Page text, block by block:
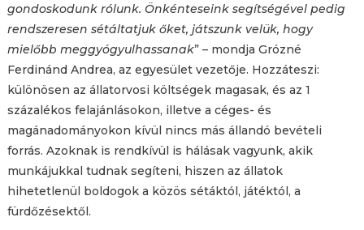
gondoskodunk rólunk. Önkénteseink segítségével pedig
rendszeresen sétáltatjuk őket, játszunk velük, hogy
mielőbb meggyógyulhassanak” – mondja Grózné
Ferdinánd Andrea, az egyesület vezetője. Hozzáteszi:
különösen az állatorvosi költségek magasak, és az 1
százalékos felajánlásokon, illetve a céges- és
magánadományokon kívül nincs más állandó bevételi
forrás. Azoknak is rendkívül is hálásak vagyunk, akik
munkájukkal tudnak segíteni, hiszen az állatok
hihetetlenül boldogok a közös sétáktól, játéktól, a
fürdőzésektől.